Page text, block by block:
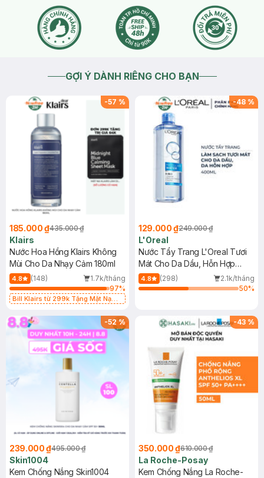
GỢI Ý DÀNH RIÊNG CHO BẠN
-57 %
185.000 ₫435.000 ₫
Klairs
Nước Hoa Hồng Klairs Không
Mùi Cho Da Nhạy Cảm 180ml
4.8 (148)
1.7k/tháng
97%
Bill Klairs từ 299k Tặng Mặt Nạ
25ml (SL Có Hạn)
-48 %
129.000 ₫249.000 ₫
L'Oreal
Nước Tẩy Trang L'Oreal Tươi
Mát Cho Da Dầu, Hỗn Hợp
400ml
4.8 (298)
2.1k/tháng
50%
-52%
239.000 ₫495.000 ₫
Skin1004
Kem Chống Nắng Skin1004
-43 %
350.000 ₫610.000 ₫
La Roche-Posay
Kem Chống Nắng La Roche-